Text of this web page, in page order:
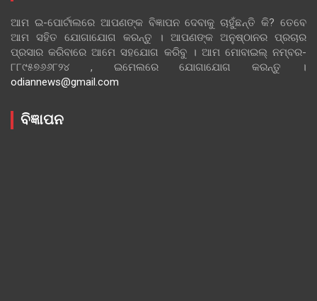
ଆମ ଇ-ପୋର୍ଟାଲରେ ଆପଣଙ୍କ ବିଜ୍ଞାପନ ଦେବାକୁ ଚାହୁଁଛନ୍ତି କି? ତେବେ
ଆମ ସହିତ ଯୋଗାଯୋଗ କରନ୍ତୁ । ଆପଣଙ୍କ ଅନୁଷ୍ଠାନର ପ୍ରଚାର
ପ୍ରସାର କରିବାରେ ଆମେ ସହଯୋଗ କରିବୁ । ଆମ ମୋବାଇଲ୍ ନମ୍ବର-
୮୮୯୫୭୬୬୮୨୪ , ଇମେଲରେ ଯୋଗାଯୋଗ କରନ୍ତୁ ।
odiannews@gmail.com
ବିଜ୍ଞାପନ